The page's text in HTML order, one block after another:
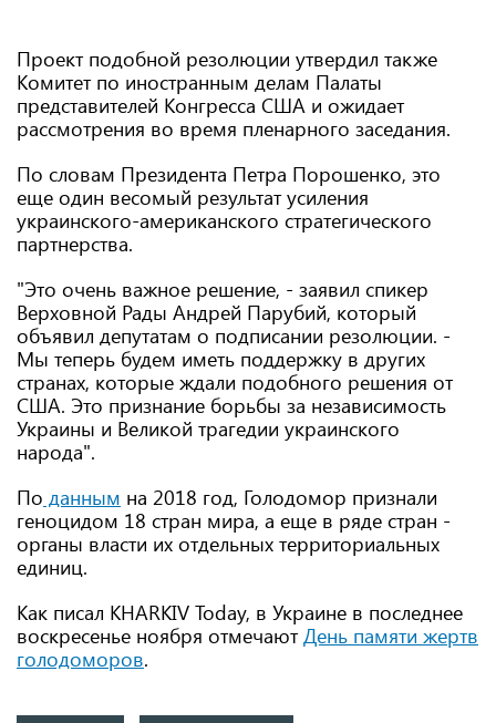
Проект подобной резолюции утвердил также
Комитет по иностранным делам Палаты
представителей Конгресса США и ожидает
рассмотрения во время пленарного заседания.
По словам Президента Петра Порошенко, это
еще один весомый результат усиления
украинского-американского стратегического
партнерства.
"Это очень важное решение, - заявил спикер
Верховной Рады Андрей Парубий, который
объявил депутатам о подписании резолюции. -
Мы теперь будем иметь поддержку в других
странах, которые ждали подобного решения от
США. Это признание борьбы за независимость
Украины и Великой трагедии украинского
народа".
По данным на 2018 год, Голодомор признали
геноцидом 18 стран мира, а еще в ряде стран -
органы власти их отдельных территориальных
единиц.
Как писал KHARKIV Today, в Украине в последнее
воскресенье ноября отмечаютДень памяти жертв
голодоморов.